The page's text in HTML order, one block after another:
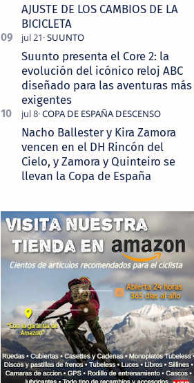
AJUSTE DE LOS CAMBIOS DE LA
BICICLETA
Suunto presenta el Core 2: la
evolución del icónico reloj ABC
diseñado para las aventuras más
exigentes
Nacho Ballester y Kira Zamora
vencen en el DH Rincón del
Cielo, y Zamora y Quinteiro se
llevan la Copa de España